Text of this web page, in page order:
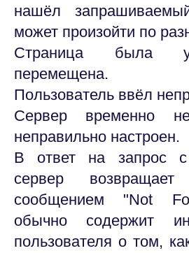
нашёл
может произойти по
Страница была
перемещена.
Пользователь ввёл
Сервер временно
неправильно настроен.
В ответ на запрос
сервер
сообщением "Not
обычно содержит
пользователя о том,